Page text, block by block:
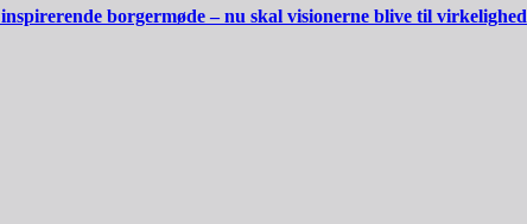
borgermøde – nu skal visionerne blive til virkelighed